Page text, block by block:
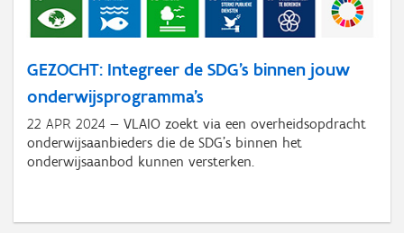
GEZOCHT: Integreer de SDG's binnen jouw
onderwijsprogramma's
22 APR 2024
VLAIO zoekt via een overheidsopdracht
onderwijsaanbieders die de SDG's binnen het
onderwijsaanbod kunnen versterken.